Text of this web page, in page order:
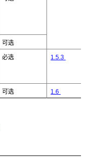
可选
必选 1.5.3
可选 1.6